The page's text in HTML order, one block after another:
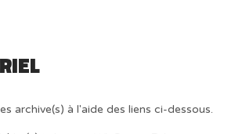
archive(s) à l'aide des liens ci-dessous.